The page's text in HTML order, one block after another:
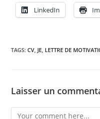
LinkedIn
TAGS:CV, JE, LETTRE DE
Laisser un